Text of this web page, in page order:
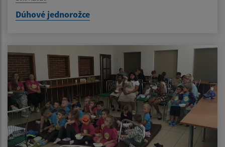
Dúhové jednorožce